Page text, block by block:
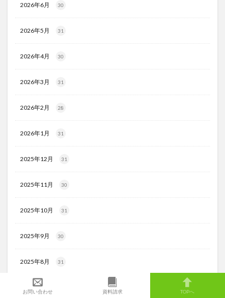
2026年6月 30
2026年5月 31
2026年4月 30
2026年3月 31
2026年2月 28
2026年1月 31
2025年12月 31
2025年11月 30
2025年10月 31
2025年9月 30
2025年8月 31
2025年7月
お問い合わせ 資料請求 TOPへ